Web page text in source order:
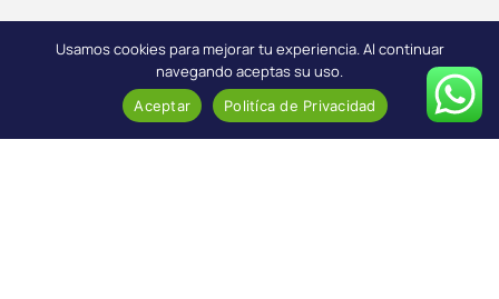
Usamos cookies para mejorar tu experiencia. Al continuar
navegando aceptas su uso.
Aceptar Politíca de Privacidad